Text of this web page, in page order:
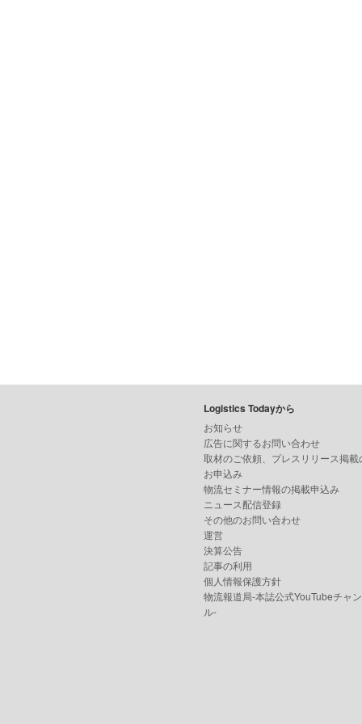
Logistics Todayから
お知らせ
広告に関するお問い合わせ
取材のご依頼、プレスリリース掲載
お申込み
物流セミナー情報の掲載申込み
ニュース配信登録
その他のお問い合わせ
運営
決算公告
記事の利用
個人情報保護方針
物流報道局-本誌公式YouTubeチャ
ル-